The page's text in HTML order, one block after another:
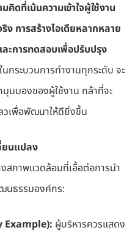
ที่เน้นความเข้าใจผู้ใช้งาน
การสร้างไอเดียหลากหลาย
ะการทดสอบเพื่อปรับปรุง
กระบวนการทำงานทุกระดับ จะ
มมองของผู้ใช้งาน กล้าที่จะ
วเพื่อพัฒนาให้ดียิ่งขึ้น
ยนแปลง
สภาพแวดล้อมที่เอื้อต่อการนำ
นธรรมองค์กร:
Example): ผู้บริหารควรแสดง